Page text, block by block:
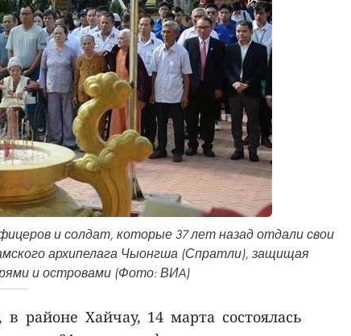
и солдат, которые 37 лет назад отдали свои
архипелага Чыонгша (Спратли), защищая
и островами (Фото: ВИA)
районе Хайчау, 14 марта состоялась